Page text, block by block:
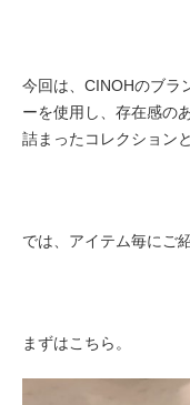
今回は、CINOHのブラ
ーを使用し、存在感の
詰まったコレクション
では、アイテム毎にご
まずはこちら。